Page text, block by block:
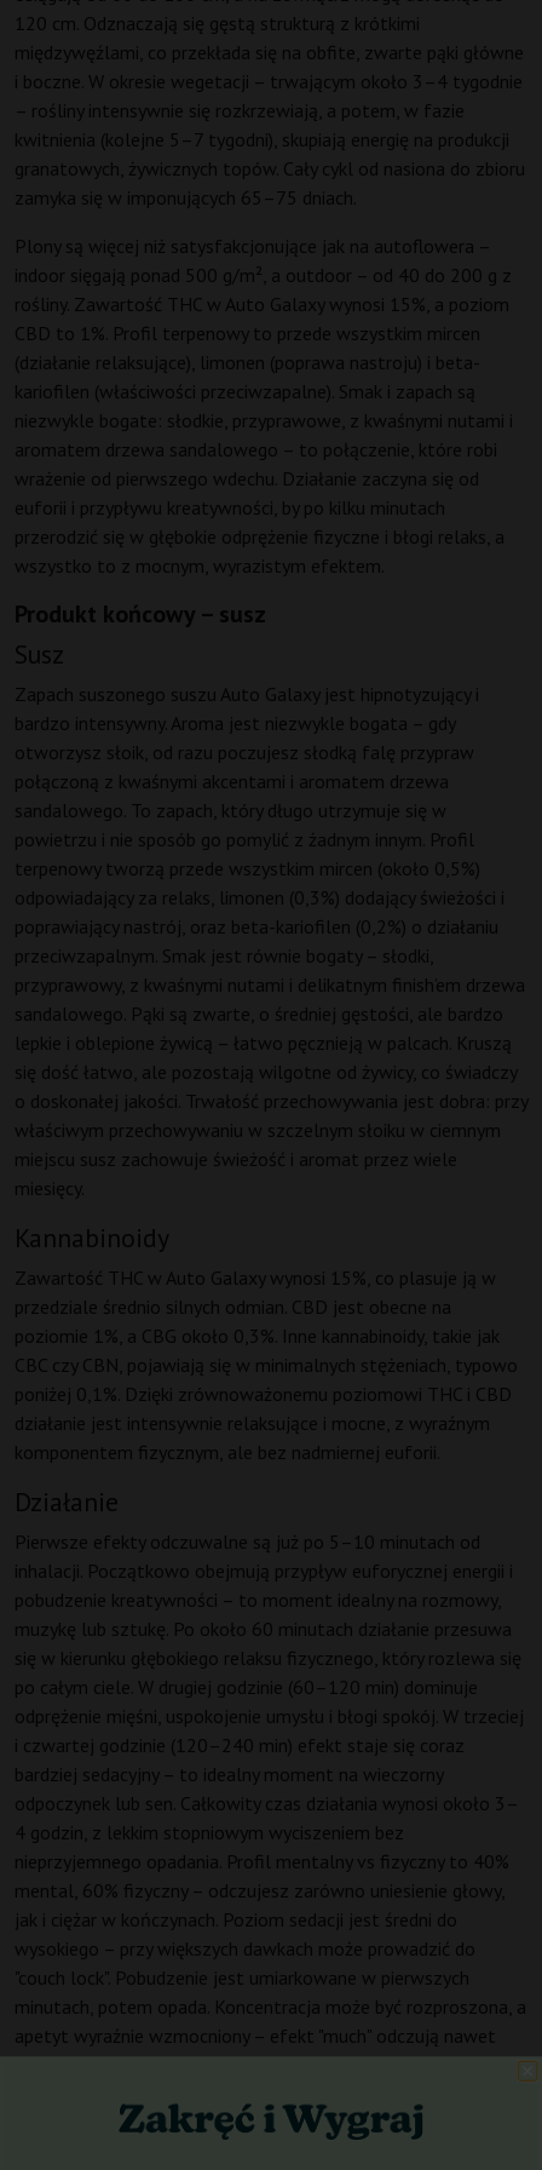
120 cm. Odznaczają się gęstą strukturą z krótkimi
międzywęźlami, co przekłada się na obfite, zwarte pąki główne
i boczne. W okresie wegetacji – trwającym około 3–4 tygodnie
– rośliny intensywnie się rozkrzewiają, a potem, w fazie
kwitnienia (kolejne 5–7 tygodni), skupiają energię na produkcji
granatowych, żywicznych topów. Cały cykl od nasiona do zbioru
zamyka się w imponujących 65–75 dniach.
Plony są więcej niż satysfakcjonujące jak na autoflowera –
indoor sięgają ponad 500 g/m², a outdoor – od 40 do 200 g z
rośliny. Zawartość THC w Auto Galaxy wynosi 15%, a poziom
CBD to 1%. Profil terpenowy to przede wszystkim mircen
(działanie relaksujące), limonen (poprawa nastroju) i beta-
kariofilen (właściwości przeciwzapalne). Smak i zapach są
niezwykle bogate: słodkie, przyprawowe, z kwaśnymi nutami i
aromatem drzewa sandalowego – to połączenie, które robi
wrażenie od pierwszego wdechu. Działanie zaczyna się od
euforii i przypływu kreatywności, by po kilku minutach
przerodzić się w głębokie odprężenie fizyczne i błogi relaks, a
wszystko to z mocnym, wyrazistym efektem.
Produkt końcowy – susz
Susz
Zapach suszonego suszu Auto Galaxy jest hipnotyzujący i
bardzo intensywny. Aroma jest niezwykle bogata – gdy
otworzysz słoik, od razu poczujesz słodką falę przypraw
połączoną z kwaśnymi akcentami i aromatem drzewa
sandalowego. To zapach, który długo utrzymuje się w
powietrzu i nie sposób go pomylić z żadnym innym. Profil
terpenowy tworzą przede wszystkim mircen (około 0,5%)
odpowiadający za relaks, limonen (0,3%) dodający świeżości i
poprawiający nastrój, oraz beta-kariofilen (0,2%) o działaniu
przeciwzapalnym. Smak jest równie bogaty – słodki,
przyprawowy, z kwaśnymi nutami i delikatnym finish’em drzewa
sandalowego. Pąki są zwarte, o średniej gęstości, ale bardzo
lepkie i oblepione żywicą – łatwo pęcznieją w palcach. Kruszą
się dość łatwo, ale pozostają wilgotne od żywicy, co świadczy
o doskonałej jakości. Trwałość przechowywania jest dobra: przy
właściwym przechowywaniu w szczelnym słoiku w ciemnym
miejscu susz zachowuje świeżość i aromat przez wiele
miesięcy.
Kannabinoidy
Zawartość THC w Auto Galaxy wynosi 15%, co plasuje ją w
przedziale średnio silnych odmian. CBD jest obecne na
poziomie 1%, a CBG około 0,3%. Inne kannabinoidy, takie jak
CBC czy CBN, pojawiają się w minimalnych stężeniach, typowo
poniżej 0,1%. Dzięki zrównoważonemu poziomowi THC i CBD
działanie jest intensywnie relaksujące i mocne, z wyraźnym
komponentem fizycznym, ale bez nadmiernej euforii.
Działanie
Pierwsze efekty odczuwalne są już po 5–10 minutach od
inhalacji. Początkowo obejmują przypływ euforycznej energii i
pobudzenie kreatywności – to moment idealny na rozmowy,
muzykę lub sztukę. Po około 60 minutach działanie przesuwa
się w kierunku głębokiego relaksu fizycznego, który rozlewa się
po całym ciele. W drugiej godzinie (60–120 min) dominuje
odprężenie mięśni, uspokojenie umysłu i błogi spokój. W trzeciej
i czwartej godzinie (120–240 min) efekt staje się coraz
bardziej sedacyjny – to idealny moment na wieczorny
odpoczynek lub sen. Całkowity czas działania wynosi około 3–
4 godzin, z lekkim stopniowym wyciszeniem bez
nieprzyjemnego opadania. Profil mentalny vs fizyczny to 40%
mental, 60% fizyczny – odczujesz zarówno uniesienie głowy,
jak i ciężar w kończynach. Poziom sedacji jest średni do
wysokiego – przy większych dawkach może prowadzić do
"couch lock". Pobudzenie jest umiarkowane w pierwszych
minutach, potem opada. Koncentracja może być rozproszona, a
apetyt wyraźnie wzmocniony – efekt "much" odczują nawet
muzyki, oglądanie filmów lub głęboki relaks. Dla